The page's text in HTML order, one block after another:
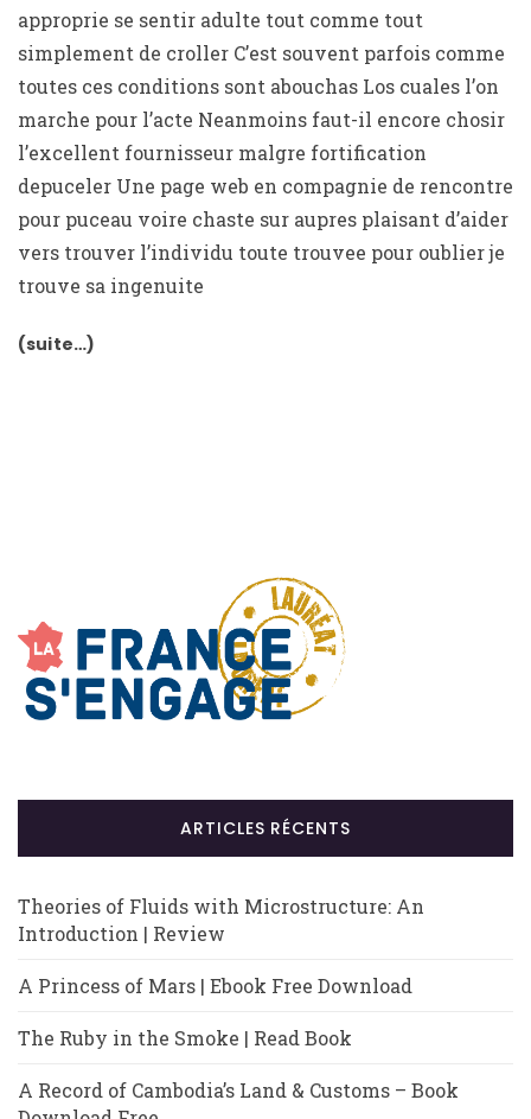
approprie se sentir adulte tout comme tout
simplement de croller C’est souvent parfois comme
toutes ces conditions sont abouchas Los cuales l’on
marche pour l’acte Neanmoins faut-il encore chosir
l’excellent fournisseur malgre fortification
depuceler Une page web en compagnie de rencontre
pour puceau voire chaste sur aupres plaisant d’aider
vers trouver l’individu toute trouvee pour oublier je
trouve sa ingenuite
(suite…)
ARTICLES RÉCENTS
Theories of Fluids with Microstructure: An
Introduction | Review
A Princess of Mars | Ebook Free Download
The Ruby in the Smoke | Read Book
A Record of Cambodia’s Land & Customs – Book